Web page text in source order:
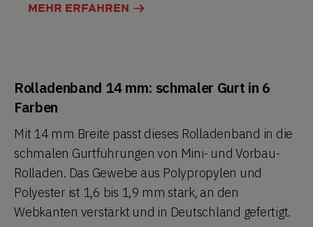
MEHR ERFAHREN
Rolladenband 14 mm: schmaler Gurt in 6
Farben
Mit 14 mm Breite passt dieses Rolladenband in die
schmalen Gurtführungen von Mini- und Vorbau-
Rolladen. Das Gewebe aus Polypropylen und
Polyester ist 1,6 bis 1,9 mm stark, an den
Webkanten verstärkt und in Deutschland gefertigt.